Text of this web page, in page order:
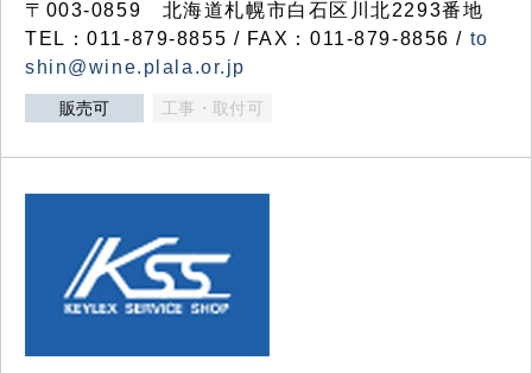
〒003-0859 北海道札幌市白石区川北2293番地
TEL：011-879-8855 / FAX：011-879-8856 / to
shin@wine.plala.or.jp
販売可 工事・取付可